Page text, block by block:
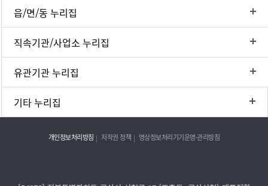
읍/면/동 누리집
직속기관/사업소 누리집
유관기관 누리집
기타 누리집
개인정보처리방침 저작권 정책 영상정보처리기기운영·관리방침